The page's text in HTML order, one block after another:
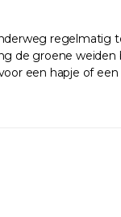
regelmatig
de groene weiden
een hapje of